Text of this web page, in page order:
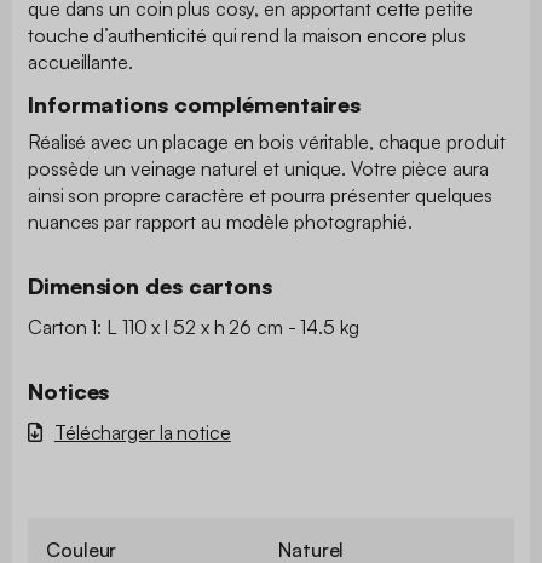
que dans un coin plus cosy, en apportant cette petite
touche d’authenticité qui rend la maison encore plus
accueillante.
Informations complémentaires
Réalisé avec un placage en bois véritable, chaque produit
possède un veinage naturel et unique. Votre pièce aura
ainsi son propre caractère et pourra présenter quelques
nuances par rapport au modèle photographié.
Dimension des cartons
Carton 1: L 110 x l 52 x h 26 cm - 14.5 kg
Notices
Télécharger la notice
Couleur Naturel